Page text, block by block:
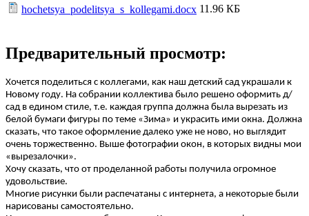
hochetsya_podelitsya_s_kollegami.docx 11.96 КБ
Предварительный просмотр:
Хочется поделиться с коллегами, как наш детский сад украшали к
Новому году. На собрании коллектива было решено оформить д/
сад в едином стиле, т.е. каждая группа должна была вырезать из
белой бумаги фигуры по теме «Зима» и украсить ими окна. Должна
сказать, что такое оформление далеко уже не ново, но выглядит
очень торжественно. Выше фотографии окон, в которых видны мои
«вырезалочки».
Хочу сказать, что от проделанной работы получила огромное
удовольствие.
Многие рисунки были распечатаны с интернета, а некоторые были
нарисованы самостоятельно.